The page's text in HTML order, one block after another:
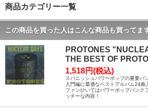
商品カテゴリー一覧
この商品を買った人はこんな商品も買ってま
PROTONES
THE BEST OF
1,518円(税込)
スパニッシュパワーポップの重要バ
入門編に最適なベストアルバム24曲
ファンひいてはパワーポップパンク
ッチーな内容！